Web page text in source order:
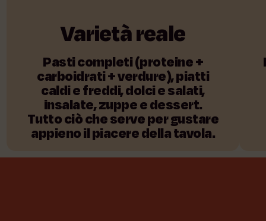
Varietàreale
Pasti completi (proteine +
carboidrati + verdure), piatti
caldi e freddi, dolci e salati,
insalate, zuppe e dessert.
Tutto ciò che serve per gustare
appieno il piacere della tavola.